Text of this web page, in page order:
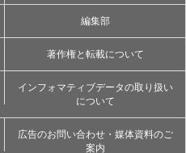
編集部
著作権と転載について
インフォマティブデータの取り扱い
について
広告のお問い合わせ・媒体資料のご
案内